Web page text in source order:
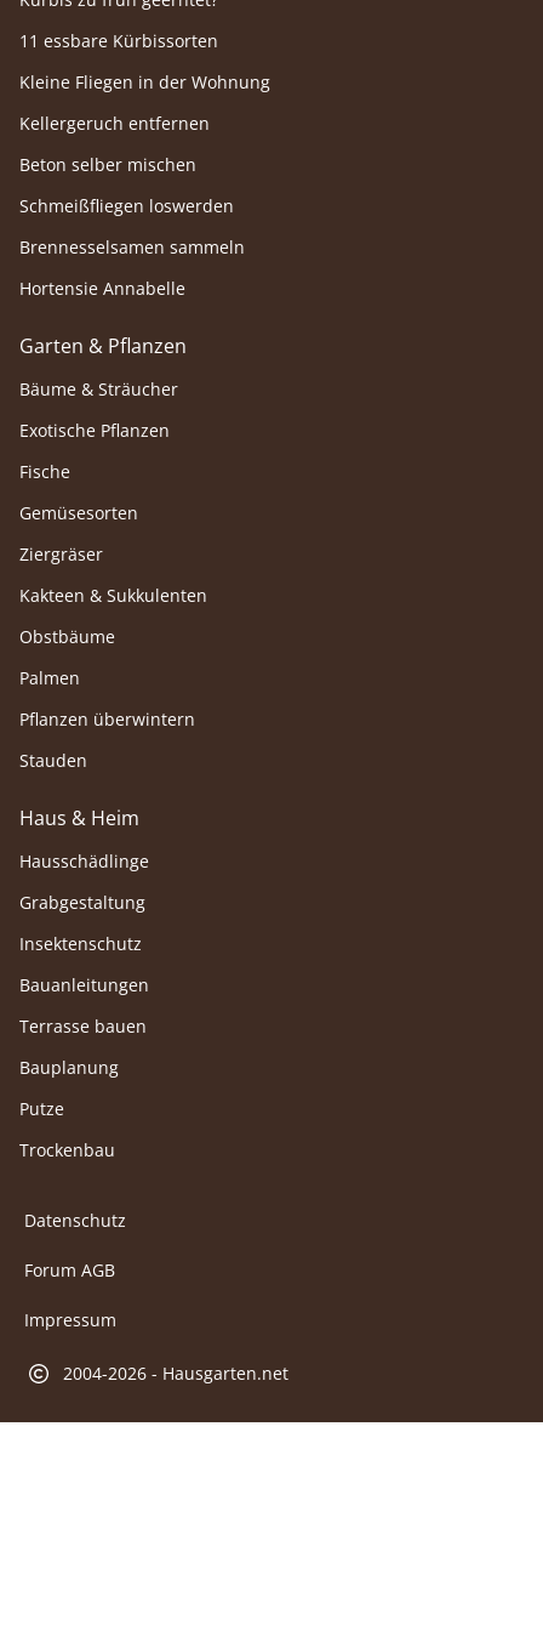
11 essbare Kürbissorten
Kleine Fliegen in der Wohnung
Kellergeruch entfernen
Beton selber mischen
Schmeißfliegen loswerden
Brennesselsamen sammeln
Hortensie Annabelle
Garten & Pflanzen
Bäume & Sträucher
Exotische Pflanzen
Fische
Gemüsesorten
Ziergräser
Kakteen & Sukkulenten
Obstbäume
Palmen
Pflanzen überwintern
Stauden
Haus & Heim
Hausschädlinge
Grabgestaltung
Insektenschutz
Bauanleitungen
Terrasse bauen
Bauplanung
Putze
Trockenbau
Datenschutz
Forum AGB
Impressum
2004-2026 - Hausgarten.net